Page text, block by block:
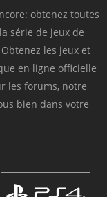
obtenez toutes
série de jeux de
les jeux et
en ligne officielle
les forums, notre
bien dans votre